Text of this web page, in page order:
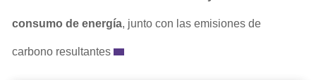
consumo de energía, junto con las emisiones de
carbono resultantes